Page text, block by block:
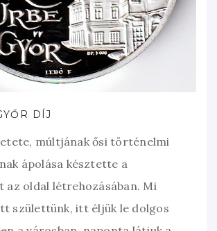
DÍJ
múltjának ősi történelmi
ápolása késztette a
az oldal létrehozásában. Mi
születtünk, itt éljük le dolgos